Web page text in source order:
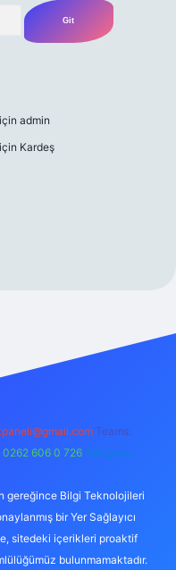
için admin
için Kardeş
Teams:
0262 606 0 726 Telegram:
gereğince Bilgi Teknolojileri
bir Yer Sağlayıcı
sitedeki içerikleri proaktif
bulunmamaktadır.